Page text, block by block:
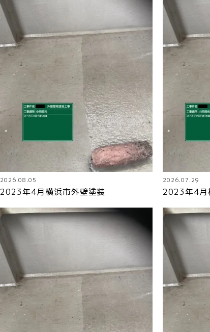
2026.08.05
2023年4月横浜市外壁塗装
2026.07.29
2023年4月